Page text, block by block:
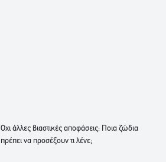
Όχι άλλες βιαστικές αποφάσεις: Ποια ζώδια
πρέπει να προσέξουν τι λένε;